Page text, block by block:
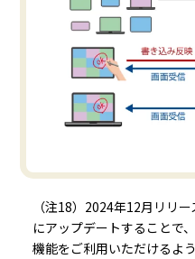
（注18）2024年12月リリ
にアップデートすることで
機能をご利用いただけるよ